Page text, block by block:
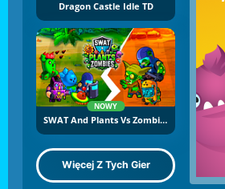
Dragon Castle Idle TD
NOWY
SWAT And Plants Vs Zombies
Więcej Z Tych Gier